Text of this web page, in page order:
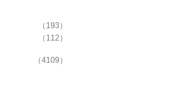
（193）
（112）
（4109）